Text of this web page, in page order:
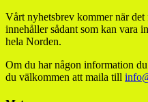
Vårt nyhetsbrev kommer när
innehåller sådant som kan vara
hela Norden.
Om du har någon information
du välkommen att maila till